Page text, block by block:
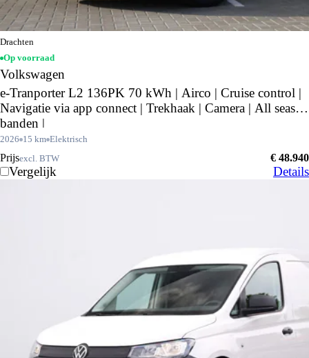
Drachten
Op voorraad
Volkswagen
e-Tranporter L2 136PK 70 kWh | Airco | Cruise control |
Navigatie via app connect | Trekhaak | Camera | All season
banden |
2026 15 km Elektrisch
Prijsexcl. BTW € 48.940
Vergelijk Details